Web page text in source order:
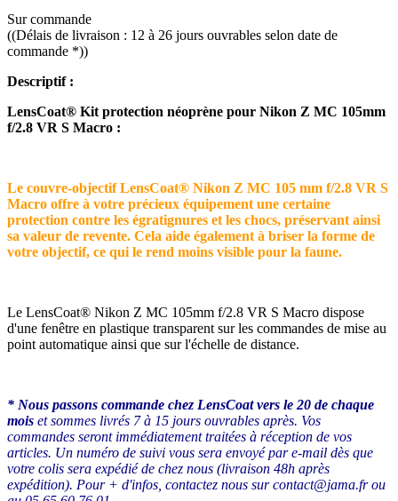
Sur commande
((Délais de livraison : 12 à 26 jours ouvrables selon date de
commande *))
Descriptif :
LensCoat® Kit protection néoprène pour Nikon Z MC 105mm
f/2.8 VR S Macro :
Le couvre-objectif LensCoat® Nikon Z MC 105 mm f/2.8 VR S
Macro offre à votre précieux équipement une certaine
protection contre les égratignures et les chocs, préservant ainsi
sa valeur de revente. Cela aide également à briser la forme de
votre objectif, ce qui le rend moins visible pour la faune.
Le LensCoat® Nikon Z MC 105mm f/2.8 VR S Macro dispose
d'une fenêtre en plastique transparent sur les commandes de mise au
point automatique ainsi que sur l'échelle de distance.
* Nous passons commande chez LensCoat vers le 20 de chaque
mois et sommes livrés 7 à 15 jours ouvrables après. Vos
commandes seront immédiatement traitées à réception de vos
articles. Un numéro de suivi vous sera envoyé par e-mail dès que
votre colis sera expédié de chez nous (livraison 48h après
expédition). Pour + d'infos, contactez nous sur contact@jama.fr ou